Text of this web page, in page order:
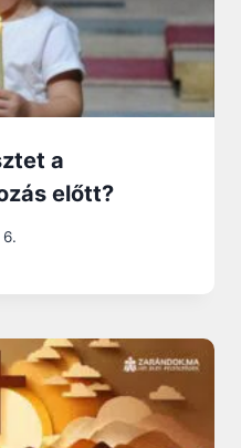
a
előtt?